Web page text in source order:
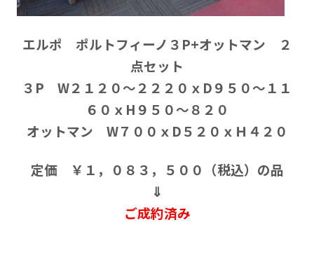
エルポ ポルトフィーノ３P+オットマン ２
点セット
３P W２１２０～２２２０ｘD９５０～１１
６０ｘH９５０～８２０
オットマン W７００ｘD５２０ｘＨ４２０
定価 ￥１，０８３，５００（税込）の品
⇓
ご成約済み